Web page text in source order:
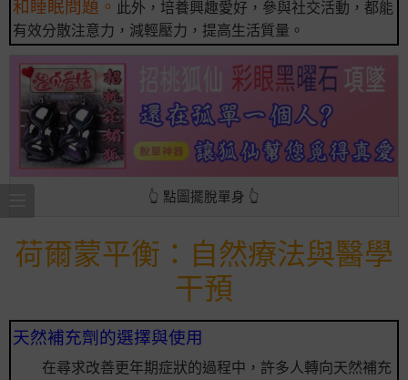
和睡眠問題。 此外，培養興趣愛好，參與社交活動，都能
有效分散注意力，減輕壓力，提高生活質量。
👆 點圖擺脫單身 👆
荷爾蒙平衡：自然療法與醫學
干預
天然補充劑的選擇與使用
在尋求改善更年期症狀的過程中，許多人轉向天然補充